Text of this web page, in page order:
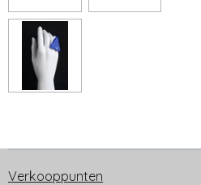
Verkooppunten